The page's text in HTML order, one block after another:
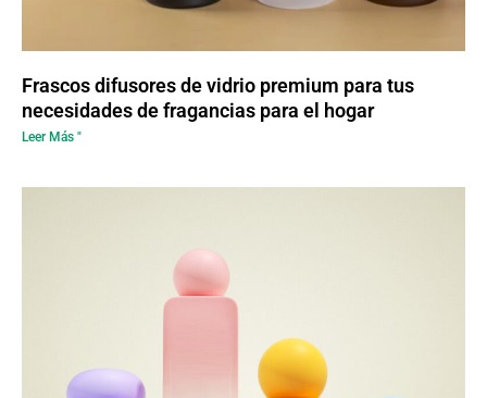
Frascos difusores de vidrio premium para tus
necesidades de fragancias para el hogar
Leer Más "